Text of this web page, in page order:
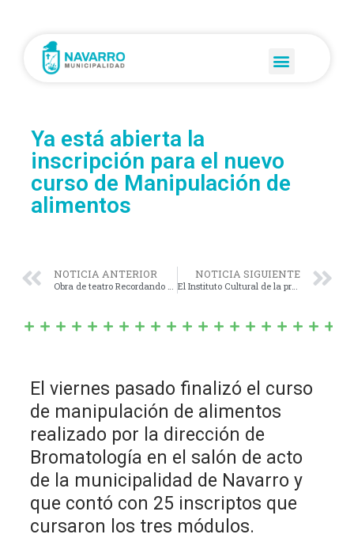
Ya está abierta la
inscripción para el nuevo
curso de Manipulación de
alimentos
NOTICIA ANTERIOR
Obra de teatro Recordando a Juan Moreira
NOTICIA SIGUIENTE
El Instituto Cultural de la provincia de Buenos Aires realizará en Morón el 6º encuentro Regional de Cultura Bonaerense.
El viernes pasado finalizó el curso
de manipulación de alimentos
realizado por la dirección de
Bromatología en el salón de acto
de la municipalidad de Navarro y
que contó con 25 inscriptos que
cursaron los tres módulos.